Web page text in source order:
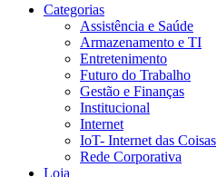
Categorias
Assistência e Saúde
Armazenamento e TI
Entretenimento
Futuro do Trabalho
Gestão e Finanças
Institucional
Internet
IoT- Internet das Coisas
Rede Corporativa
Loja